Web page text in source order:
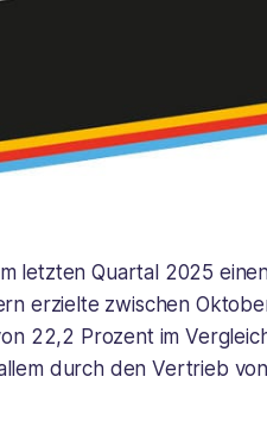
letzten Quartal 2025
erzielte zwischen
22,2 Prozent im
durch den Vertrieb